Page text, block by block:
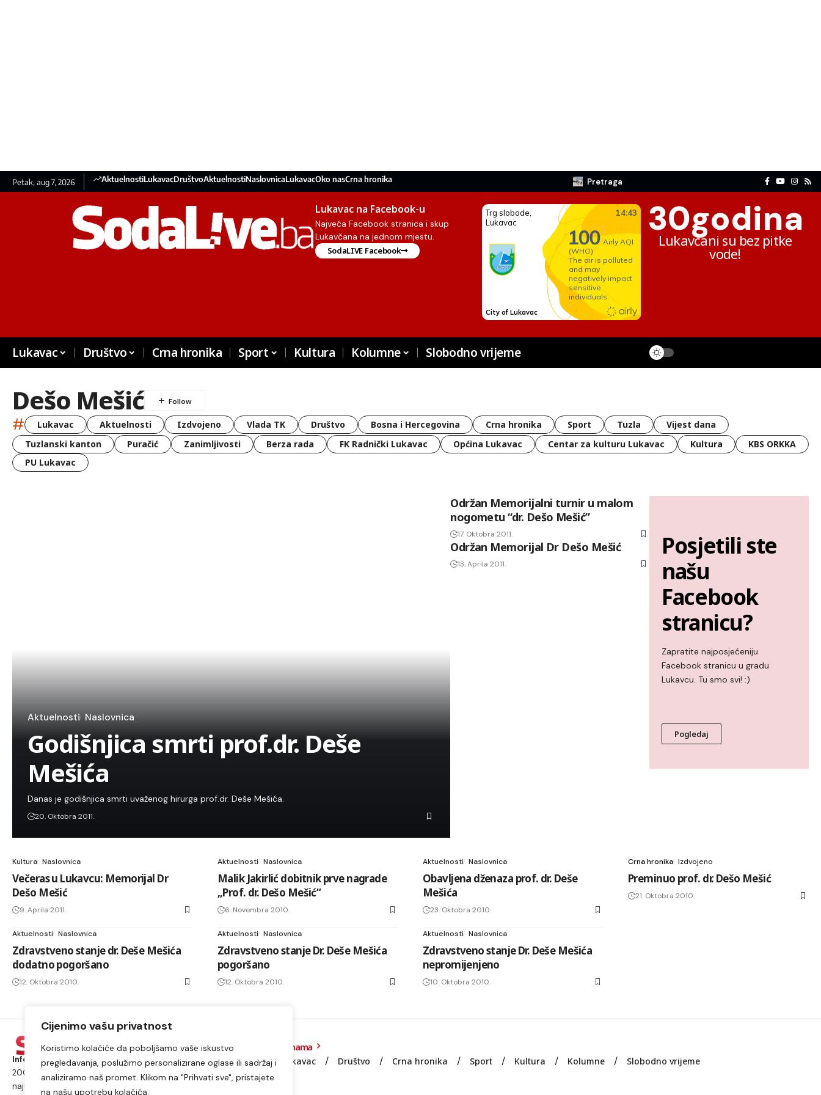
Cijenimo vašu privatnost
Koristimo kolačiće da poboljšamo vaše iskustvo
pregledavanja, poslužimo personalizirane oglase ili sadržaj i
analiziramo naš promet. Klikom na "Prihvati sve", pristajete
na našu upotrebu kolačića.
Petak, aug 7, 2026 AktuelnostiLukavacDruštvoAktuelnostiNaslovnicaLukavacOko nasCrna hronika Pretraga
Lukavac na Facebook-u
Najveća Facebook stranica i skup
Lukavčana na jednom mjestu.
SodaLIVE Facebook
30godina
Lukavčani su bez pitke
vode!
Lukavac Društvo Crna hronika Sport Kultura Kolumne Slobodno vrijeme
Dešo Mešić
# Lukavac Aktuelnosti Izdvojeno Vlada TK Društvo Bosna i Hercegovina Crna hronika Sport Tuzla
Vijest dana
Tuzlanski kanton
Puračić Zanimljivosti Berza rada FK Radnički Lukavac Općina Lukavac Centar za kulturu Lukavac Kultura
KBS ORKKA
PU Lukavac
Aktuelnosti Naslovnica
Godišnjica smrti prof.dr. Deše
Mešića
Danas je godišnjica smrti uvaženog hirurga prof.dr. Deše Mešića.
20. Oktobra 2011.
Održan Memorijalni turnir u malom
nogometu “dr. Dešo Mešić”
17. Oktobra 2011.
Održan Memorijal Dr Dešo Mešić
13. Aprila 2011.
Posjetili ste
našu
Facebook
stranicu?
Zapratite najposjećeniju
Facebook stranicu u gradu
Lukavcu. Tu smo svi! :)
Pogledaj
Kultura Naslovnica
Večeras u Lukavcu: Memorijal Dr
Dešo Mešić
9. Aprila 2011.
Aktuelnosti Naslovnica
Malik Jakirlić dobitnik prve nagrade
„Prof. dr. Dešo Mešić“
6. Novembra 2010.
Aktuelnosti Naslovnica
Obavljena dženaza prof. dr. Deše
Mešića
23. Oktobra 2010.
Crna hronika Izdvojeno
Preminuo prof. dr. Dešo Mešić
21. Oktobra 2010.
Aktuelnosti Naslovnica
Zdravstveno stanje dr. Deše Mešića
dodatno pogoršano
12. Oktobra 2010.
Aktuelnosti Naslovnica
Zdravstveno stanje Dr. Deše Mešića
pogoršano
12. Oktobra 2010.
Aktuelnosti Naslovnica
Zdravstveno stanje Dr. Deše Mešića
nepromijenjeno
10. Oktobra 2010.
Informacije iz Lukavca kojima možete vjerovati.Postojimo od
2009. godine i od tada smo najposjećeniji internet portal i
najutjecajniji medij na području općine Lukavac i Tuzlanskog
O nama
Lukavac Društvo Crna hronika Sport Kultura Kolumne Slobodno vrijeme